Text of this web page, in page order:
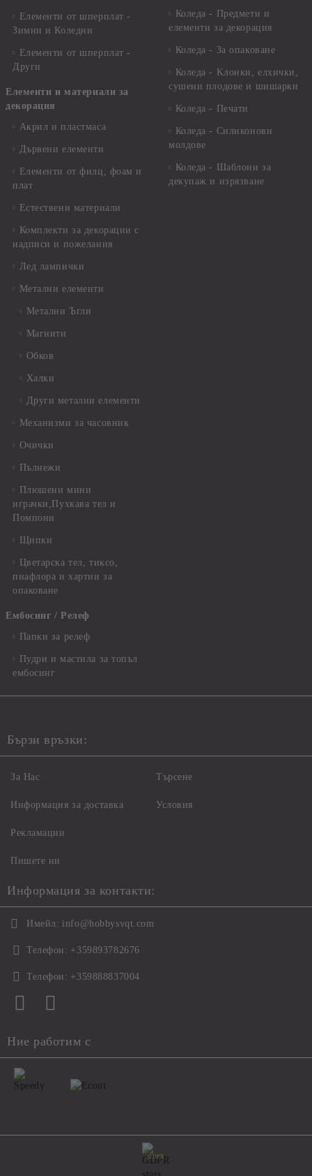
Елементи от шперплат -
Зимни и Коледни
Елементи от шперплат -
Други
Елементи и материали за
декорация
Акрил и пластмаса
Дървени елементи
Елементи от филц, фоам и
плат
Естествени материали
Комплекти за декорации с
надписи и пожелания
Лед лампички
Метални елементи
Метални Ъгли
Магнити
Обков
Халки
Други метални елементи
Механизми за часовник
Очички
Пълнежи
Плюшени мини
играчки,Пухкава тел и
Помпони
Щипки
Цветарска тел, тиксо,
пиафлора и хартии за
опаковане
Ембосинг / Релеф
Папки за релеф
Пудри и мастила за топъл
ембосинг
Коледа - Предмети и
елементи за декорация
Коледа - За опаковане
Коледа - Kлонки, елхички,
сушени плодове и шишарки
Коледа - Печати
Коледа - Силиконови
молдове
Коледа - Шаблони за
декупаж и изрязване
Бързи връзки:
За Нас
Информация за доставка
Рекламации
Пишете ни
Търсене
Условия
Информация за контакти:
Имейл: info@hobbysvqt.com
Телефон: +359893782676
Телефон: +359888837004
Ние работим с
GDPR